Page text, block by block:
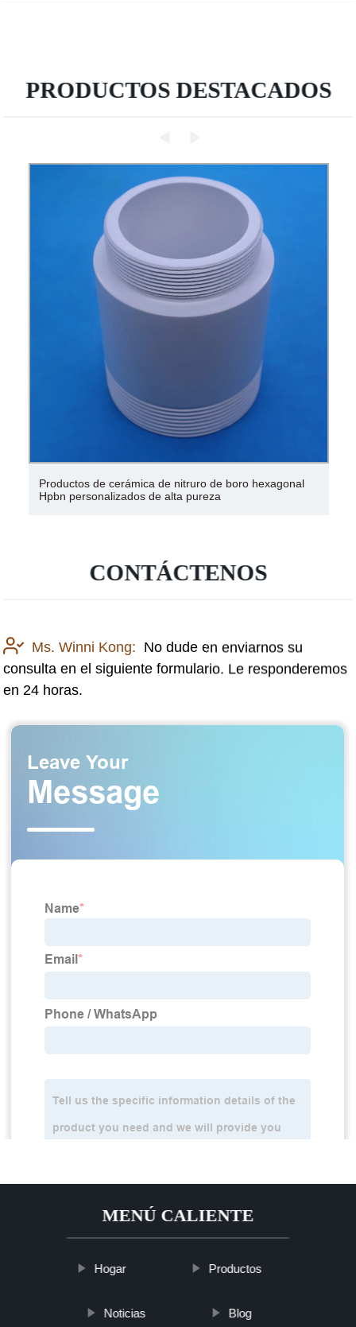
PRODUCTOS DESTACADOS
Productos de cerámica de nitruro de boro hexagonal
Hpbn personalizados de alta pureza
CONTÁCTENOS
Ms. Winni Kong: No dude en enviarnos su
consulta en el siguiente formulario. Le responderemos
en 24 horas.
MENÚ CALIENTE
Hogar Productos
Noticias Blog